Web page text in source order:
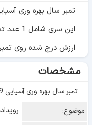
تمبر سال بهره وری آسیایی 1349 -
این سری شامل 1 عدد تمبر می باشد.
ارزش درج شده روی تمبر
مشخصات
تمبر سال بهره وری آسیایی 1349 - محمدرضا شاه
موضوع: